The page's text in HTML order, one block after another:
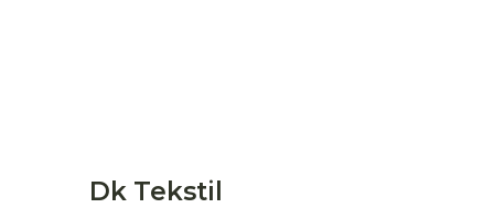
Dk Tekstil